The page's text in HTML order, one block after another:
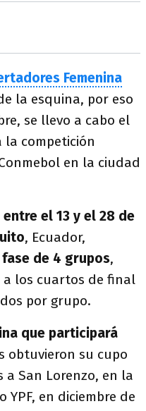
Femenina
la esquina, por eso
se llevo a cabo el
la competición
en la ciudad
entre el 13 y el 28 de
, Ecuador,
de 4 grupos,
los cuartos de final
por grupo.
que participará
obtuvieron su cupo
a San Lorenzo, en la
en diciembre de